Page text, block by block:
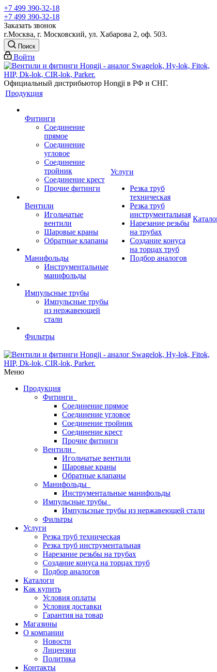
+7 499 390-32-18
+7 499 390-32-18
Заказать звонок
г.Москва, г. Московский, ул. Хабарова 2, оф. 503.
Поиск
Войти
Официальный дистрибьютор Hongji в РФ и СНГ.
Продукция
Фитинги
Соединение
прямое
Соединение
угловое
Соединение
тройник
Соединение крест
Прочие фитинги
Вентили
Игольчатые
вентили
Шаровые краны
Обратные клапаны
Манифольды
Инструментальные
манифольды
Импульсные трубы
Импульсные трубы
из нержавеющей
стали
Фильтры
Услуги
Резка труб
техническая
Резка труб
инструментальная
Нарезание резьбы
на трубах
Создание конуса
на торцах труб
Подбор аналогов
Меню
Продукция
Фитинги
Соединение прямое
Соединение угловое
Соединение тройник
Соединение крест
Прочие фитинги
Вентили
Игольчатые вентили
Шаровые краны
Обратные клапаны
Манифольды
Инструментальные манифольды
Импульсные трубы
Импульсные трубы из нержавеющей стали
Фильтры
Услуги
Резка труб техническая
Резка труб инструментальная
Нарезание резьбы на трубах
Создание конуса на торцах труб
Подбор аналогов
Каталоги
Как купить
Условия оплаты
Условия доставки
Гарантия на товар
Магазины
О компании
Новости
Лицензии
Политика
Контакты